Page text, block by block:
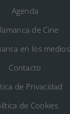
Agenda
de Cine
en los medios
Contacto
de Privacidad
de Cookies